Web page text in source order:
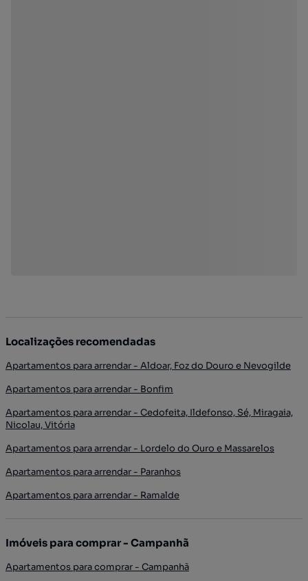
Localizações recomendadas
Apartamentos para arrendar - Aldoar, Foz do Douro e Nevogilde
Apartamentos para arrendar - Bonfim
Apartamentos para arrendar - Cedofeita, Ildefonso, Sé, Miragaia,
Nicolau, Vitória
Apartamentos para arrendar - Lordelo do Ouro e Massarelos
Apartamentos para arrendar - Paranhos
Apartamentos para arrendar - Ramalde
Imóveis para comprar - Campanhã
Apartamentos para comprar - Campanhã